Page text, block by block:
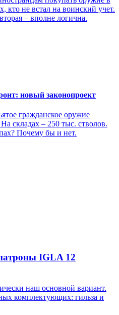
кто не встал на воинский учет.
– вполне логична.
новый законопроект
гражданское оружие
складах – 250 тыс. стволов.
Почему бы и нет.
IGLA 12
наш основной вариант.
комплектующих: гильза и